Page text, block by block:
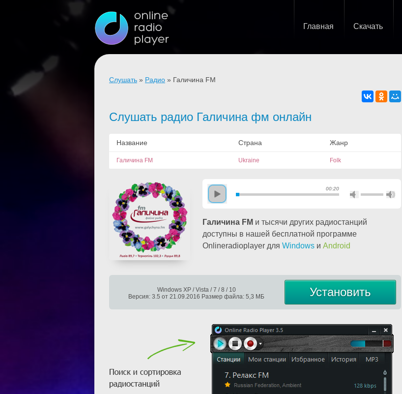
Главная Скачать
Слушать » Радио » Галичина FM
Слушать радио Галичина фм онлайн
Название Страна Жанр
Галичина FM Ukraine Folk
00:20
Галичина FM и тысячи других радиостанций
доступны в нашей бесплатной программе
Onlineradioplayer для Windows и Android
Windows XP / Vista / 7 / 8 / 10
Версия: 3.5 от 21.09.2016 Размер файла: 5,3 МБ
Установить